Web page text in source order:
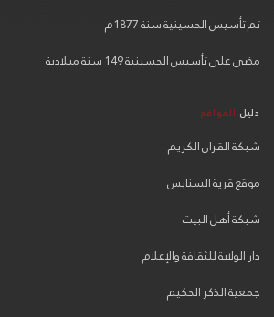
تم تأسيس الحسينية سنة 1877م
مضى على تأسيس الحسينية 149 سنة ميلادية
دليل المواقع
شبكة القران الكريم
موقع قرية السنابس
شبكة أهل البيت
دار الولاية للثقافة والإعلام
جمعية الذكر الحكيم